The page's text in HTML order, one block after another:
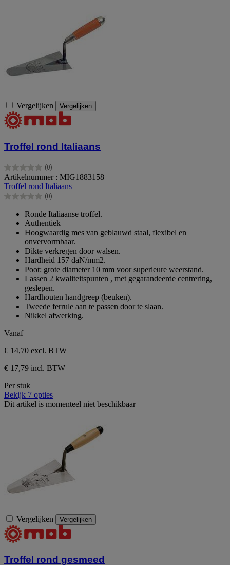
Vergelijken Vergelijken
Troffel rond Italiaans
(0)
0.0
van
de
5
Artikelnummer : MIG1883158
Troffel rond Italiaans
(0)
0.0
sterren.
Ronde Italiaanse troffel.
Authentiek
Hoogwaardig mes van geblauwd staal, flexibel en
onvervormbaar.
Dikte verkregen door walsen.
Hardheid 157 daN/mm2.
Poot: grote diameter 10 mm voor superieure weerstand.
Lassen 2 kwaliteitspunten , met gegarandeerde centrering,
geslepen.
Hardhouten handgreep (beuken).
Tweede ferrule aan te passen door te slaan.
Nikkel afwerking.
Vanaf
€ 14,70 excl. BTW
€ 17,79 incl. BTW
Per stuk
Bekijk 7 opties
Dit artikel is momenteel niet beschikbaar
Vergelijken Vergelijken
Troffel rond gesmeed